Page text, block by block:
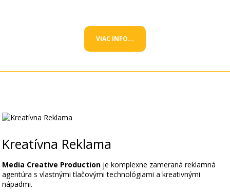
VIAC INFO...
Kreatívna Reklama
Media Creative Production je komplexne zameraná reklamná
agentúra s vlastnými tlačovými technológiami a kreativnými
nápadmi.